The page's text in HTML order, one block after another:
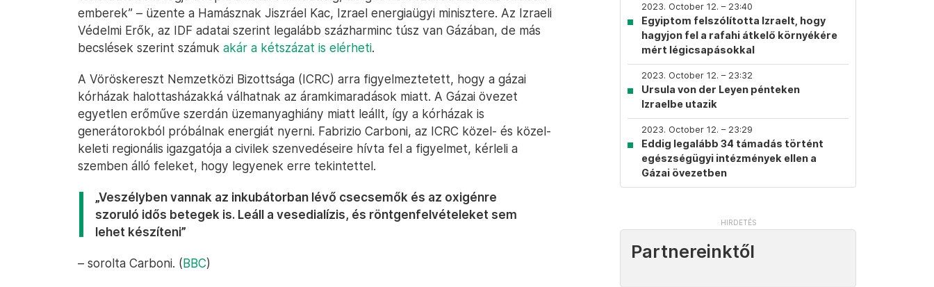
emberek” – üzente a Hamásznak Jiszráel Kac, Izrael energiaügyi minisztere. Az Izraeli
Védelmi Erők, az IDF adatai szerint legalább százharminc túsz van Gázában, de más
becslések szerint számuk akár a kétszázat is elérheti.
A Vöröskereszt Nemzetközi Bizottsága (ICRC) arra figyelmeztetett, hogy a gázai
kórházak halottasházakká válhatnak az áramkimaradások miatt. A Gázai övezet
egyetlen erőműve szerdán üzemanyaghiány miatt leállt, így a kórházak is
generátorokból próbálnak energiát nyerni. Fabrizio Carboni, az ICRC közel- és közel-
keleti regionális igazgatója a civilek szenvedéseire hívta fel a figyelmet, kérleli a
szemben álló feleket, hogy legyenek erre tekintettel.
„Veszélyben vannak az inkubátorban lévő csecsemők és az oxigénre
szoruló idős betegek is. Leáll a vesedialízis, és röntgenfelvételeket sem
lehet készíteni”
– sorolta Carboni. (BBC)
2023. October 12. – 23:40
Egyiptom felszólította Izraelt, hogy
hagyjon fel a rafahi átkelő környékére
mért légicsapásokkal
2023. October 12. – 23:32
Ursula von der Leyen pénteken
Izraelbe utazik
2023. October 12. – 23:29
Eddig legalább 34 támadás történt
egészségügyi intézmények ellen a
Gázai övezetben
Partnereinktől